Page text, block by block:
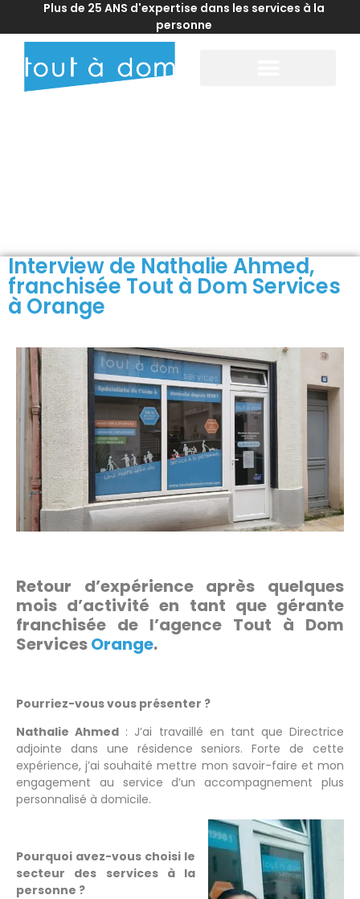
Plus de 25 ANS d'expertise dans les services à la
personne
Interview de Nathalie Ahmed,
franchisée Tout à Dom Services
à Orange
Retour d’expérience après quelques
mois d’activité en tant que gérante
franchisée de l’agence Tout à Dom
ServicesOrange.
Pourriez-vous vous présenter ?
Nathalie Ahmed : J’ai travaillé en tant que Directrice
adjointe dans une résidence seniors. Forte de cette
expérience, j’ai souhaité mettre mon savoir-faire et mon
engagement au service d’un accompagnement plus
personnalisé à domicile.
Pourquoi avez-vous choisi le
secteur des services à la
personne ?